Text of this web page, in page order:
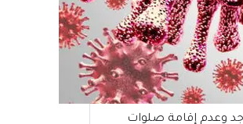
وعدم إقامة صلوات